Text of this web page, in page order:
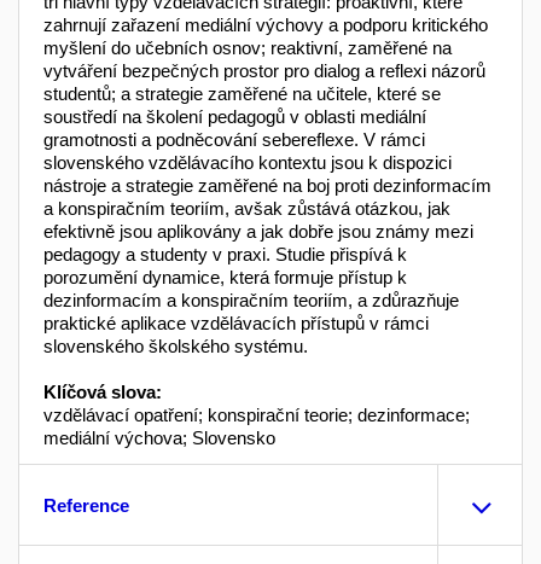
zahrnují zařazení mediální výchovy a podporu kritického
myšlení do učebních osnov; reaktivní, zaměřené na
vytváření bezpečných prostor pro dialog a reflexi názorů
studentů; a strategie zaměřené na učitele, které se
soustředí na školení pedagogů v oblasti mediální
gramotnosti a podněcování sebereflexe. V rámci
slovenského vzdělávacího kontextu jsou k dispozici
nástroje a strategie zaměřené na boj proti dezinformacím
a konspiračním teoriím, avšak zůstává otázkou, jak
efektivně jsou aplikovány a jak dobře jsou známy mezi
pedagogy a studenty v praxi. Studie přispívá k
porozumění dynamice, která formuje přístup k
dezinformacím a konspiračním teoriím, a zdůrazňuje
praktické aplikace vzdělávacích přístupů v rámci
slovenského školského systému.
Klíčová slova:
vzdělávací opatření; konspirační teorie; dezinformace;
mediální výchova; Slovensko
Reference